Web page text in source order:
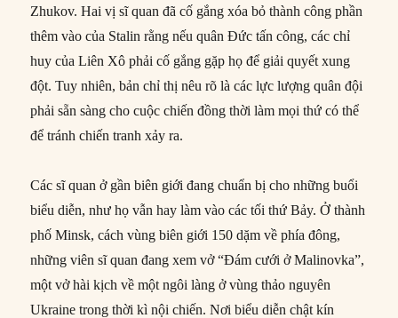
Zhukov. Hai vị sĩ quan đã cố gắng xóa bỏ thành công phần
thêm vào của Stalin rằng nếu quân Đức tấn công, các chỉ
huy của Liên Xô phải cố gắng gặp họ để giải quyết xung
đột. Tuy nhiên, bản chỉ thị nêu rõ là các lực lượng quân đội
phải sẵn sàng cho cuộc chiến đồng thời làm mọi thứ có thể
để tránh chiến tranh xảy ra.
Các sĩ quan ở gần biên giới đang chuẩn bị cho những buổi
biểu diễn, như họ vẫn hay làm vào các tối thứ Bảy. Ở thành
phố Minsk, cách vùng biên giới 150 dặm về phía đông,
những viên sĩ quan đang xem vở “Đám cưới ở Malinovka”,
một vở hài kịch về một ngôi làng ở vùng thảo nguyên
Ukraine trong thời kì nội chiến. Nơi biểu diễn chật kín